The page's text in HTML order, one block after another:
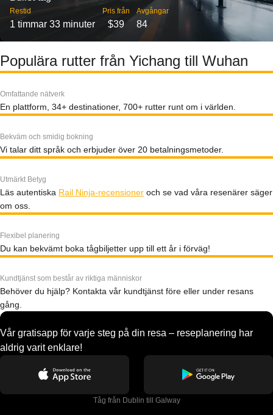
Restid
1 timmar 33 minuter
Pris från
$39
Avgångar
84
Populära rutter från Yichang till Wuhan
Omfattande nätverk
En plattform, 34+ destinationer, 700+ rutter runt om i världen.
Bekväm och smidig bokning
Vi talar ditt språk och erbjuder över 20 betalningsmetoder.
Utmärkt Betyg
Läs autentiska Rail Ninja-recensioner och se vad våra resenärer säger
om oss.
Flexibel planering
Du kan bekvämt boka tågbiljetter upp till ett år i förväg!
Kundtjänst som består av riktiga människor
Behöver du hjälp? Kontakta vår kundtjänst före eller under resans
gång.
Vår gratisapp för varje steg på din resa – reseplanering har
aldrig varit enklare!
Tåg från Dublin till Galway